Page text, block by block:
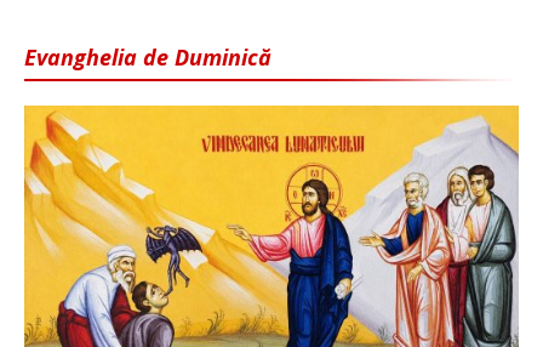
Evanghelia de Duminică